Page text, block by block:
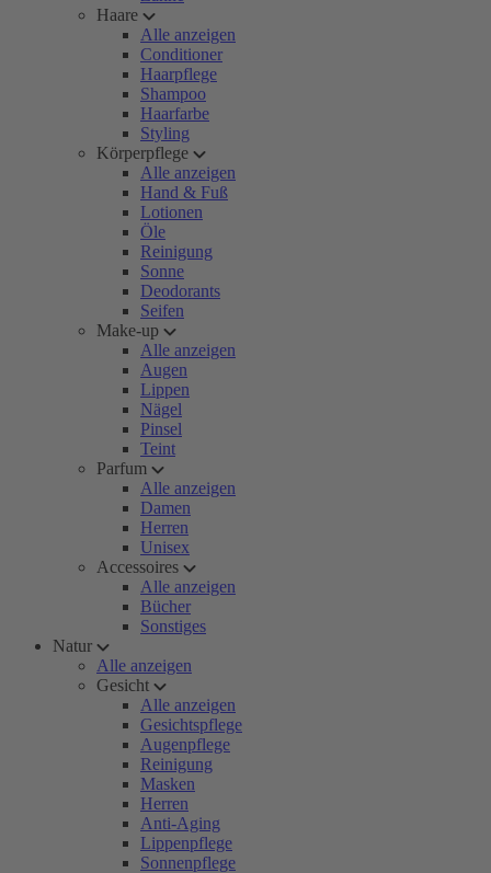
Haare
Alle anzeigen
Conditioner
Haarpflege
Shampoo
Haarfarbe
Styling
Körperpflege
Alle anzeigen
Hand & Fuß
Lotionen
Öle
Reinigung
Sonne
Deodorants
Seifen
Make-up
Alle anzeigen
Augen
Lippen
Nägel
Pinsel
Teint
Parfum
Alle anzeigen
Damen
Herren
Unisex
Accessoires
Alle anzeigen
Bücher
Sonstiges
Natur
Alle anzeigen
Gesicht
Alle anzeigen
Gesichtspflege
Augenpflege
Reinigung
Masken
Herren
Anti-Aging
Lippenpflege
Sonnenpflege